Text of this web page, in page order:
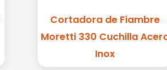
Cortadora de Fiambre
Moretti 330 Cuchilla
Inox